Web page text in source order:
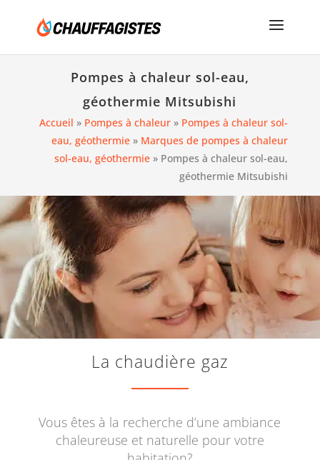
Pompes à chaleur sol-eau,
géothermie Mitsubishi
Accueil » Pompes à chaleur » Pompes à chaleur sol-
eau, géothermie » Marques de pompes à chaleur
sol-eau, géothermie » Pompes à chaleur sol-eau,
géothermie Mitsubishi
La chaudière gaz
Vous êtes à la recherche d’une ambiance
chaleureuse et naturelle pour votre